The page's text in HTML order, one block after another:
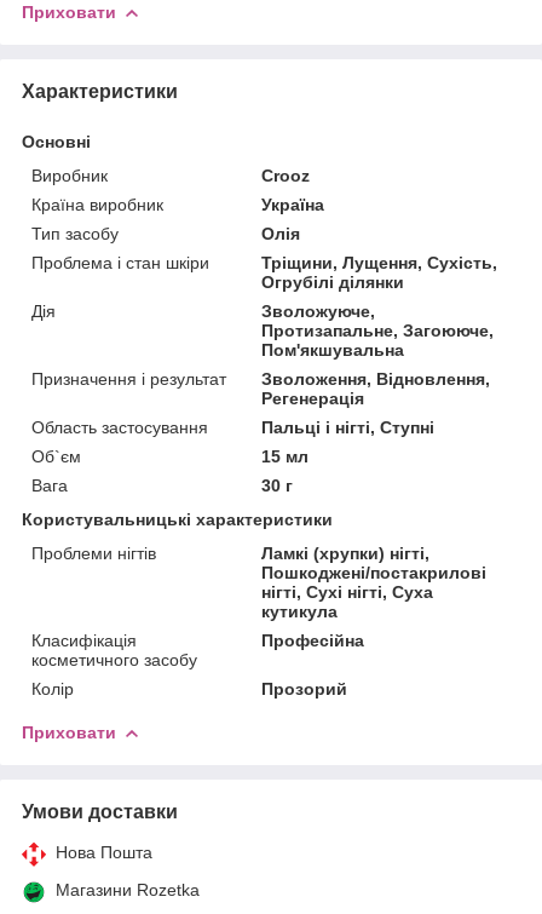
Приховати
Характеристики
Основні
Виробник
Crooz
Країна виробник
Україна
Тип засобу
Олія
Проблема і стан шкіри
Тріщини, Лущення, Сухість,
Огрубілі ділянки
Дія
Зволожуюче,
Протизапальне, Загоююче,
Пом'якшувальна
Призначення і результат
Зволоження, Відновлення,
Регенерація
Область застосування
Пальці і нігті, Ступні
Об`єм
15 мл
Вага
30 г
Користувальницькі характеристики
Проблеми нігтів
Ламкі (хрупки) нігті,
Пошкоджені/постакрилові
нігті, Сухі нігті, Суха
кутикула
Класифікація
косметичного засобу
Професійна
Колір Прозорий
Приховати
Умови доставки
Нова Пошта
Магазини Rozetka